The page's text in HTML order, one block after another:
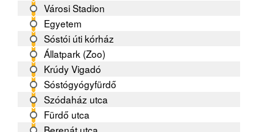
Városi Stadion
Egyetem
Sóstói úti kórház
Állatpark (Zoo)
Krúdy Vigadó
Sóstógyógyfürdő
Szódaház utca
Fürdő utca